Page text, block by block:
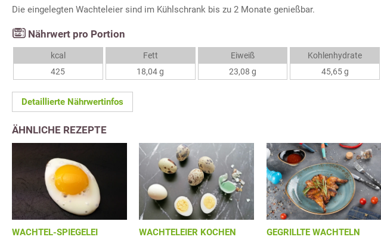
Die eingelegten Wachteleier sind im Kühlschrank bis zu 2 Monate genießbar.
Nährwert pro Portion
kcal
425
Fett
18,04 g
Eiweiß
23,08 g
Kohlenhydrate
45,65 g
Detaillierte Nährwertinfos
ÄHNLICHE REZEPTE
WACHTEL-SPIEGELEI
WACHTELEIER KOCHEN
GEGRILLTE WACHTELN